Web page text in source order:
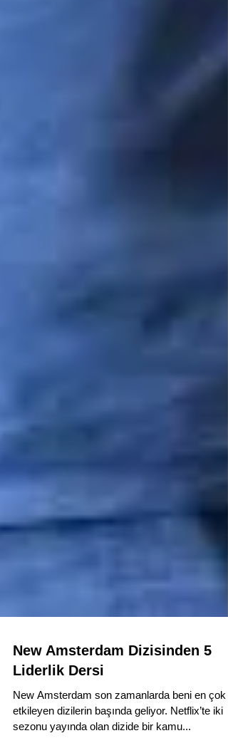
New Amsterdam Dizisinden 5
Liderlik Dersi
New Amsterdam son zamanlarda beni en çok
etkileyen dizilerin başında geliyor. Netflix’te iki